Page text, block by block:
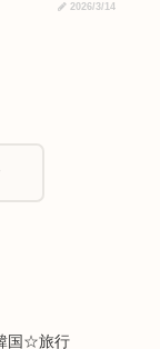
2026/3/14
国☆旅行